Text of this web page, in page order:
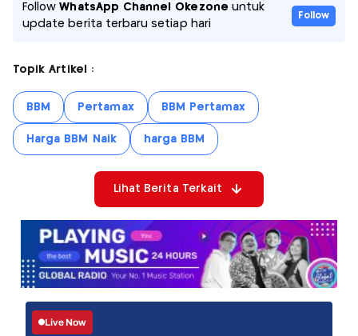
FollowWhatsApp Channel Okezone untuk
update berita terbaru setiap hari
Follow
Topik Artikel :
BBM Pertamax BBM Pertamax
Harga BBM Naik harga BBM
Lihat Berita Terkait
Live Now